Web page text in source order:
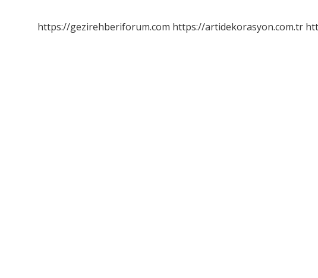
https://gezirehberiforum.com https://artidekorasyon.com.tr